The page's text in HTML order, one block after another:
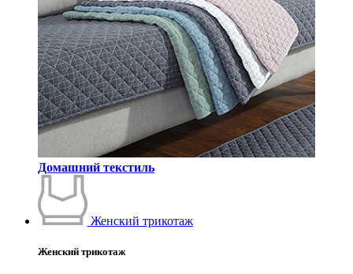
Домашний текстиль
Женский трикотаж
Женский трикотаж